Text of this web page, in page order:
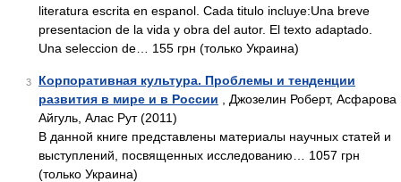
literatura escrita en espanol. Cada titulo incluye:Una breve
presentacion de la vida y obra del autor. El texto adaptado.
Una seleccion de… 155 грн (только Украина)
3
Корпоративная культура. Проблемы и тенденции
развития в мире и в России , Джозелин Роберт, Асфарова
Айгуль, Алас Рут (2011)
В данной книге представлены материалы научных статей и
выступлений, посвященных исследованию… 1057 грн
(только Украина)